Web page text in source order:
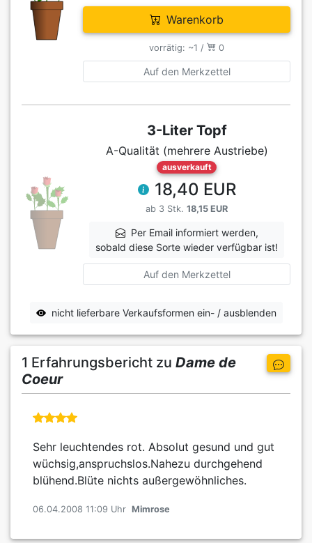
Warenkorb
vorrätig: ~1 / 0
Auf den Merkzettel
3-Liter Topf
A-Qualität (mehrere Austriebe)
ausverkauft
18,40 EUR
ab 3 Stk. 18,15 EUR
Per Email informiert werden,
sobald diese Sorte wieder verfügbar ist!
Auf den Merkzettel
nicht lieferbare Verkaufsformen ein- / ausblenden
1 Erfahrungsbericht zu Dame de
Coeur
Sehr leuchtendes rot. Absolut gesund und gut
wüchsig,anspruchslos.Nahezu durchgehend
blühend.Blüte nichts außergewöhnliches.
06.04.2008 11:09 Uhr Mimrose